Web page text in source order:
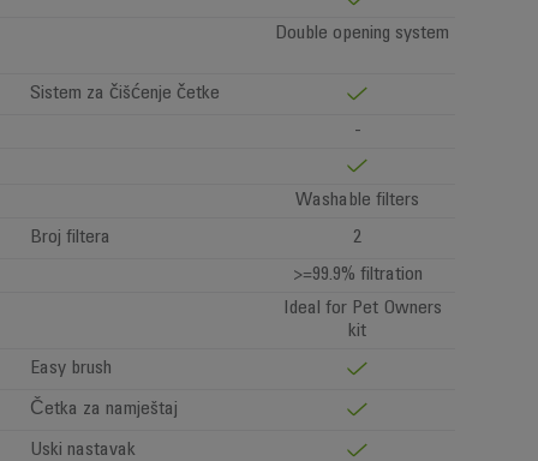
Double opening system
Sistem za čišćenje četke
-
Washable filters
Broj filtera
2
>=99.9% filtration
Ideal for Pet Owners
kit
Easy brush
Četka za namještaj
Uski nastavak